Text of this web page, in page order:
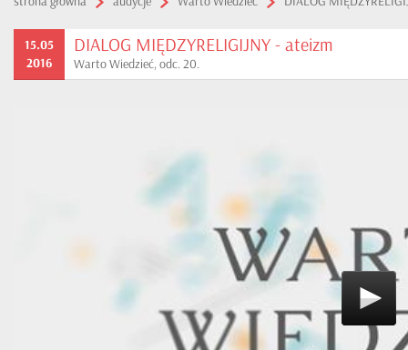
15.05
2016
DIALOG MIĘDZYRELIGIJNY - ateizm
Warto Wiedzieć, odc. 20.